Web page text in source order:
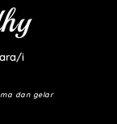
i
dan gelar